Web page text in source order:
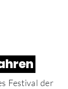
Festival der